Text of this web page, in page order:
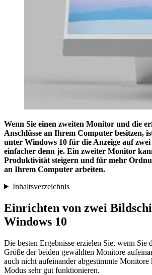
Wenn Sie einen zweiten Monitor und die
Anschlüsse an Ihrem Computer besitzen,
unter Windows 10 für die Anzeige auf
einfacher denn je. Ein zweiter Monitor
Produktivität steigern und für mehr
an Ihrem Computer arbeiten.
Inhaltsverzeichnis
Einrichten von zwei
Windows 10
Die besten Ergebnisse erzielen Sie, wenn Sie
Größe der beiden gewählten Monitore
auch nicht aufeinander abgestimmte
Modus sehr gut funktionieren.